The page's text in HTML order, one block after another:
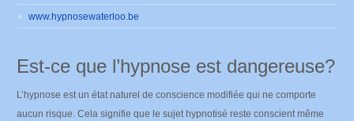
www.hypnosewaterloo.be
Est-ce que l’hypnose est dangereuse?
L’hypnose est un état naturel de conscience modifiée qui ne comporte
aucun risque. Cela signifie que le sujet hypnotisé reste conscient même